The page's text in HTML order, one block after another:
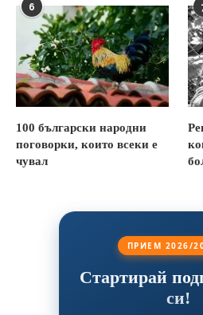
6
100 български народни
поговорки, които всеки е
чувал
ПРИЕМ 2026/
Стартирай
си!